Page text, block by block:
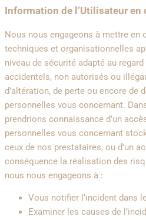
Information de l’Utilisateur en
Nous nous engageons à mettre
techniques et organisationnelles
niveau de sécurité adapté au
accidentels, non autorisés ou
d’altération, de perte ou encore de
personnelles vous concernant.
prendrions connaissance d’un
personnelles vous concernant
ceux de nos prestataires, ou d’un
conséquence la réalisation des
nous nous engageons à :
Vous notifier l’incident dans
Examiner les causes de